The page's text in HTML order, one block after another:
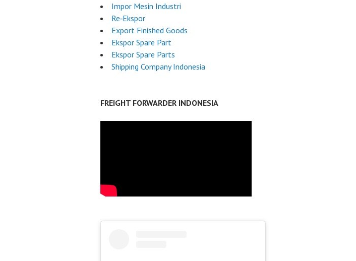
Impor Mesin Industri
Re‑Ekspor
Export Finished Goods
Ekspor Spare Part
Ekspor Spare Parts
Shipping Company Indonesia
FREIGHT FORWARDER INDONESIA